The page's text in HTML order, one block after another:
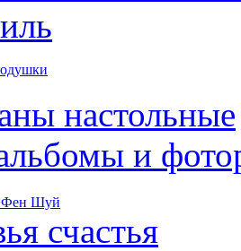
настольные
и
Фен Шуй
счастья